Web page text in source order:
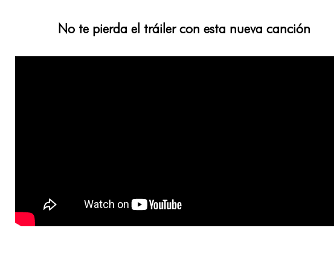
No te pierda el tráiler con esta nueva canción